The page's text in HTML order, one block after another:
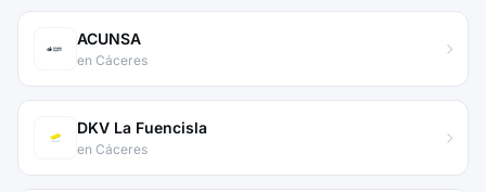
ACUNSA
en Cáceres
DKV La Fuencisla
en Cáceres